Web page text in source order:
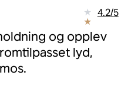
4.2/5
og opplev
lyd,